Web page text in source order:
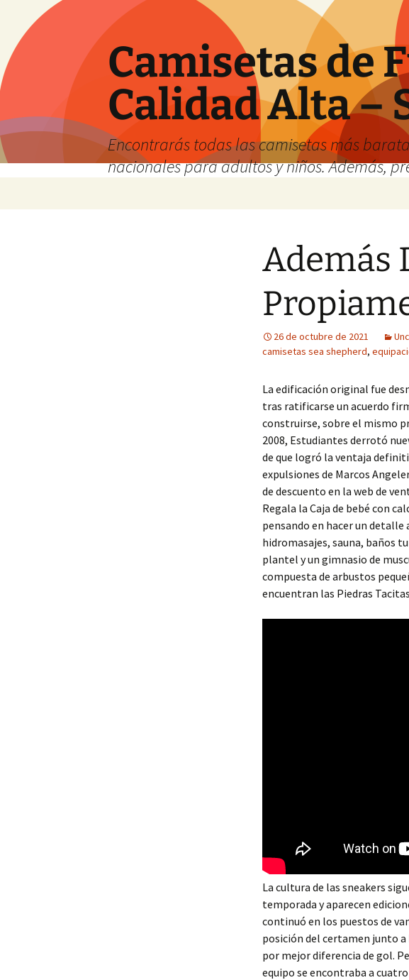
Camisetas de
Calidad Alta –
Encontrarás todas las camisetas más
nacionales para adultos y niños. Además,
Además
26 de octubre de 2021
camisetas sea shepherd,
La edificación original fue
tras ratificarse un acuerdo
construirse, sobre el mismo
2008, Estudiantes derrotó
de que logró la ventaja
expulsiones de Marcos
de descuento en la web de
Regala la Caja de bebé con
pensando en hacer un detalle
hidromasajes, sauna, baños
plantel y un gimnasio de
compuesta de arbustos
encuentran las Piedras
La cultura de las sneakers
temporada y aparecen
continuó en los puestos de
posición del certamen junto
por mejor diferencia de gol.
equipo se encontraba a